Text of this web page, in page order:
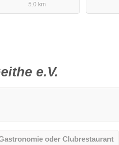
5.0 km
e.V.
oder Clubrestaurant